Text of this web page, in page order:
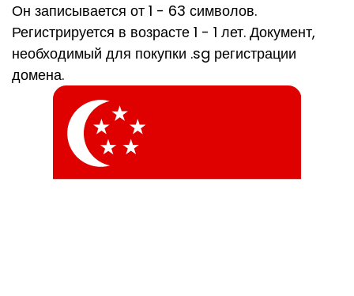
Он записывается от 1 - 63 символов.
Регистрируется в возрасте 1 - 1 лет. Документ,
необходимый для покупки .sg регистрации
домена.